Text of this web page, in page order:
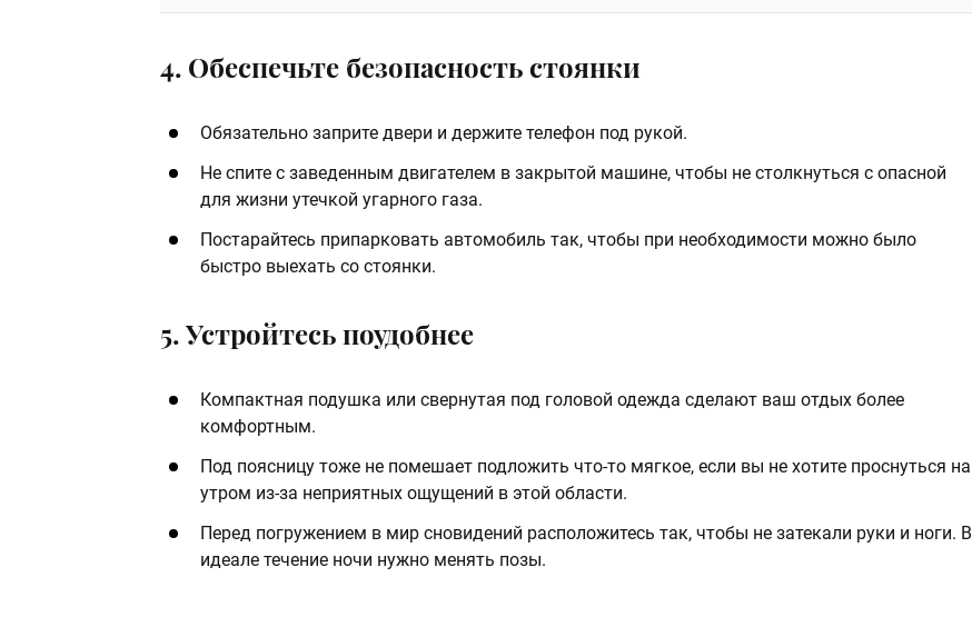
4. Обеспечьте безопасность стоянки
Обязательно заприте двери и держите телефон под рукой.
Не спите с заведенным двигателем в закрытой машине, чтобы не столкнуться с опасной
для жизни утечкой угарного газа.
Постарайтесь припарковать автомобиль так, чтобы при необходимости можно было
быстро выехать со стоянки.
5. Устройтесь поудобнее
Компактная подушка или свернутая под головой одежда сделают ваш отдых более
комфортным.
Под поясницу тоже не помешает подложить что-то мягкое, если вы не хотите проснуться на
утром из-за неприятных ощущений в этой области.
Перед погружением в мир сновидений расположитесь так, чтобы не затекали руки и ноги. В
идеале течение ночи нужно менять позы.